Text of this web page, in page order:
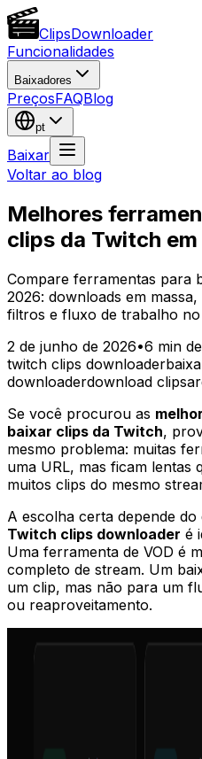
ClipsDownloader
Funcionalidades
Baixadores
PreçosFAQBlog
pt
Baixar
Voltar ao blog
Melhores
clips da Twitch
Compare ferramentas para
2026: downloads em massa,
filtros e fluxo de trabalho
2 de junho de 2026•6 min
twitch clips downloader
downloaderdownload clips
Se você procurou as
baixar clips da Twitch,
mesmo problema: muitas
uma URL, mas ficam lentas
muitos clips do mesmo
A escolha certa depende
Twitch clips downloader é
Uma ferramenta de VOD é
completo de stream. Um
um clip, mas não para um
ou reaproveitamento.